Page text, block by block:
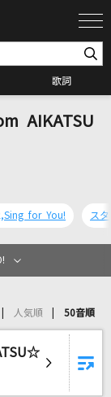
歌詞
一覧
AIKATSU
for You! ス
人気順 50音順